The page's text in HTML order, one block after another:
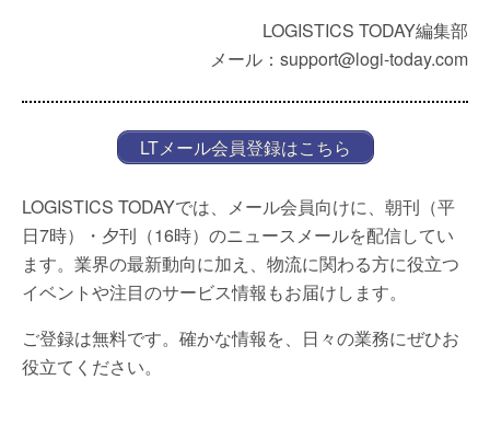
LOGISTICS TODAY編集部
メール：support@logi-today.com
LTメール会員登録はこちら
LOGISTICS TODAYでは、メール会員向けに、朝刊（平
日7時）・夕刊（16時）のニュースメールを配信してい
ます。業界の最新動向に加え、物流に関わる方に役立つ
イベントや注目のサービス情報もお届けします。
ご登録は無料です。確かな情報を、日々の業務にぜひお
役立てください。